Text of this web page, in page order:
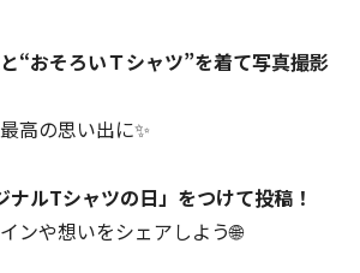
“おそろいＴシャツ”を着て写真撮影
高の思い出に✨
ナルTシャツの日」をつけて投稿！
ンや想いをシェアしよう🌐